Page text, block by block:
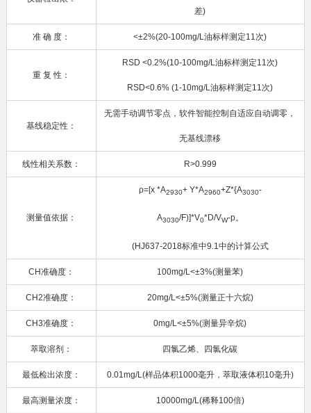
差)
准 确 度： <±2%(20-100mg/L油标样测定11次)
重 复 性：
RSD <0.2%(10-100mg/L油标样测定11次)
RSD<0.6% (1-10mg/L油标样测定11次)
基线稳定性：
无需手动调节零点，软件智能控制自适应自动调零，
无基线漂移
线性相关系数： R>0.999
测量值依据：
ρ=[x *A2930+ Y*A2960+Z*{A3030-
A3030/F)]*V0*D/VW-p。
(HJ637-2018标准中9.1中的计算公式
CH准确度： 100mg/L<±3%(测量苯)
CH2准确度： 20mg/L<±5%(测量正十六烷)
CH3准确度： 0mg/L<±5%(测量异辛烷)
萃取溶剂： 四氯乙烯、四氯化碳
最低检出浓度： 0.01mg/L(样品体积1000毫升，萃取液体积10毫升)
最高测量浓度： 10000mg/L(稀释100倍)